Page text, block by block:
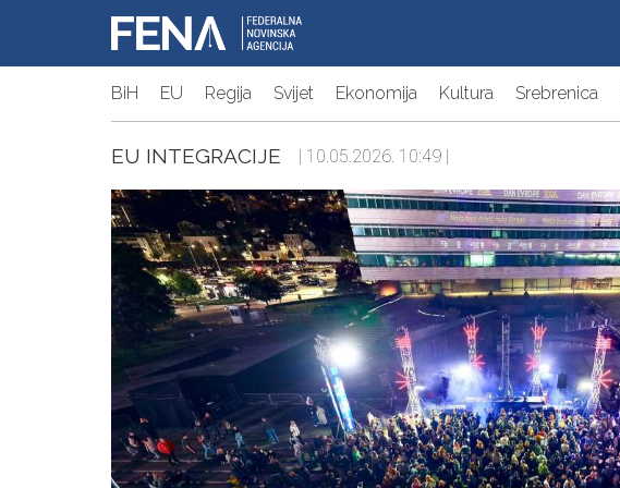
BiH EU Regija Svijet Ekonomija Kultura Srebrenica
EU INTEGRACIJE | 10.05.2026. 10:49 |